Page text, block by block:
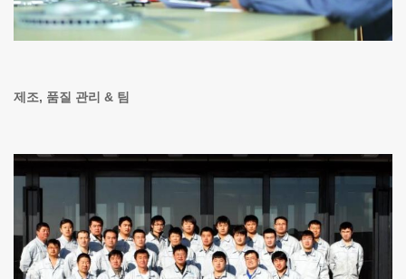
제조, 품질 관리 & 팀